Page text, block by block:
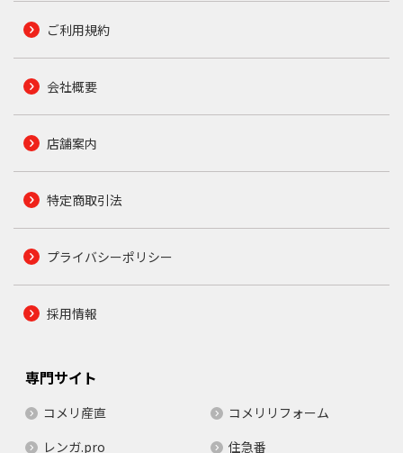
ご利用規約
会社概要
店舗案内
特定商取引法
プライバシーポリシー
採用情報
専門サイト
コメリ産直
コメリリフォーム
レンガ.pro
住急番